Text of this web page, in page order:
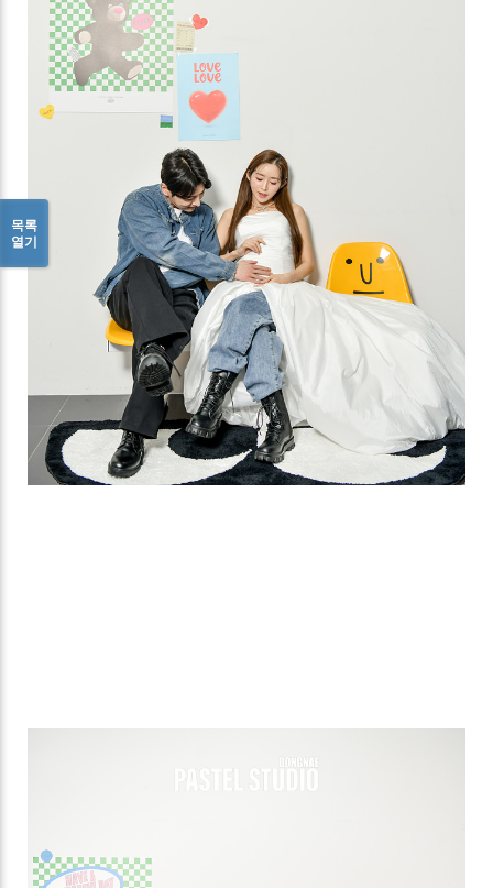
목록
열기